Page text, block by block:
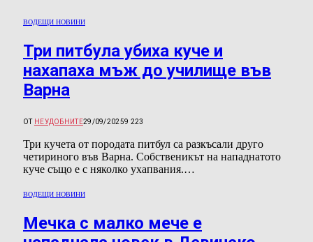
ВОДЕЩИ НОВИНИ
Три питбула убиха куче и
нахапаха мъж до училище във
Варна
ОТ НЕУДОБНИТЕ29/09/20259 223
Три кучета от породата питбул са разкъсали друго
четириного във Варна. Собственикът на нападнатото
куче също е с няколко ухапвания.…
ВОДЕЩИ НОВИНИ
Мечка с малко мече е